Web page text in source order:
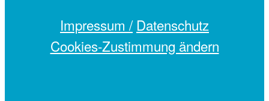
Impressum / Datenschutz
Cookies-Zustimmung ändern